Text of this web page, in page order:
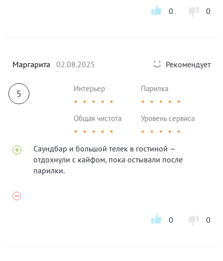
0 0
Маргарита 02.08.2025 Рекомендует
5 Интерьер
★ ★ ★ ★ ★
Парилка
★ ★ ★ ★ ★
Общая чистота
★ ★ ★ ★ ★
Уровень сервиса
★ ★ ★ ★ ★
Саундбар и большой телек в гостиной —
отдохнули с кайфом, пока остывали после
парилки.
0 0